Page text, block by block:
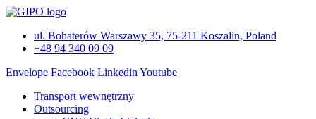
Przejdź
treści
ul. Bohaterów Warszawy 35, 75-211 Koszalin, Poland
+48 94 340 09 09
Envelope Facebook Linkedin Youtube
Transport wewnętrzny
Outsourcing